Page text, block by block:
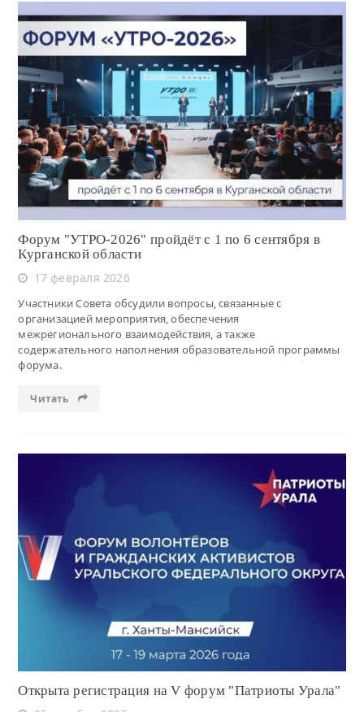
Читать
Форум "УТРО-2026" пройдёт с 1 по 6 сентября в
Курганской области
17 февраля 2026
Участники Совета обсудили вопросы, связанные с
организацией мероприятия, обеспечения
межрегионального взаимодействия, а также
содержательного наполнения образовательной программы
форума.
Читать
Читать
Открыта регистрация на V форум "Патриоты Урала"